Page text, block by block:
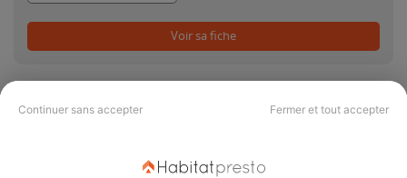
Continuer sans accepter Fermer et tout accepter
Voir sa fiche
PAS LE TEMPS DE